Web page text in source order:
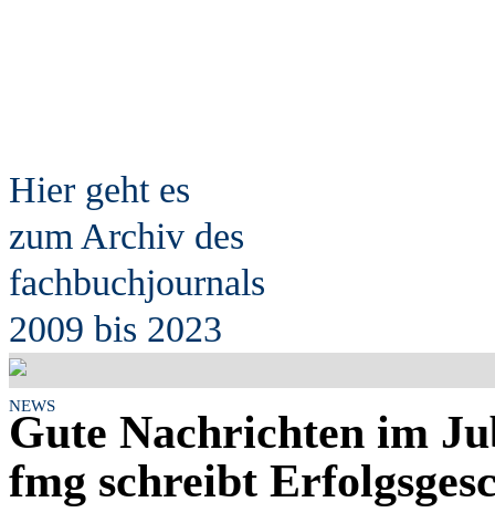
Hier geht es
zum Archiv des
fachbuchjournals
2009 bis 2023
NEWS
Gute Nachrichten im
fmg schreibt